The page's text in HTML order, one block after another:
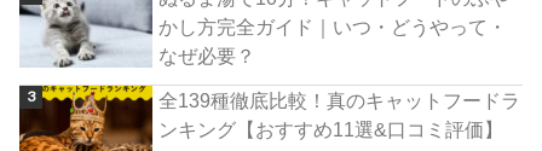
かし方完全ガイド｜いつ・どうやって・
なぜ必要？
全139種徹底比較！真のキャットフードラ
ンキング【おすすめ11選&口コミ評価】